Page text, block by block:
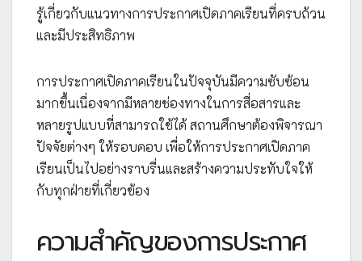
รู้เกี่ยวกับแนวทางการประกาศเปิดภาคเรียนที่ครบถ้วน
และมีประสิทธิภาพ
การประกาศเปิดภาคเรียนในปัจจุบันมีความซับซ้อน
มากขึ้นเนื่องจากมีหลายช่องทางในการสื่อสารและ
หลายรูปแบบที่สามารถใช้ได้ สถานศึกษาต้องพิจารณา
ปัจจัยต่างๆ ให้รอบคอบ เพื่อให้การประกาศเปิดภาค
เรียนเป็นไปอย่างราบรื่นและสร้างความประทับใจให้
กับทุกฝ่ายที่เกี่ยวข้อง
ความสำคัญของการประกาศ